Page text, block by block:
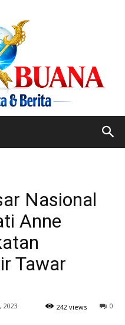
Nasional
Anne
Tawar
2023 0
242 views